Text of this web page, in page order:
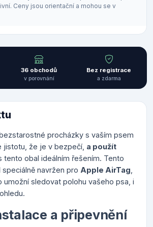
Ceny jsou orientační a mohou se v
36 obchodů
v porovnání
Bez registrace
a zdarma
procházky s vaším psem
jistotu, že je v bezpečí, a použít
tento obal ideálním řešením. Tento
navržen pro Apple AirTag
umožní sledovat polohu vašeho psa, i
a připevnění